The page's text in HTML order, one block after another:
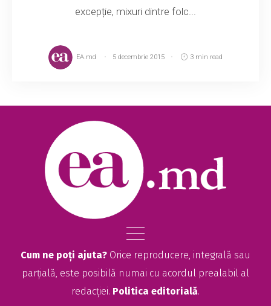
excepție, mixuri dintre folc...
EA.md 5 decembrie 2015 3 min read
Cum ne poți ajuta? Orice reproducere, integrală sau
parțială, este posibilă numai cu acordul prealabil al
redacției. Politica editorială.